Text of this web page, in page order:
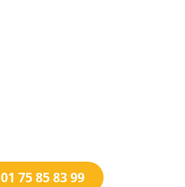
01 75 85 83 99